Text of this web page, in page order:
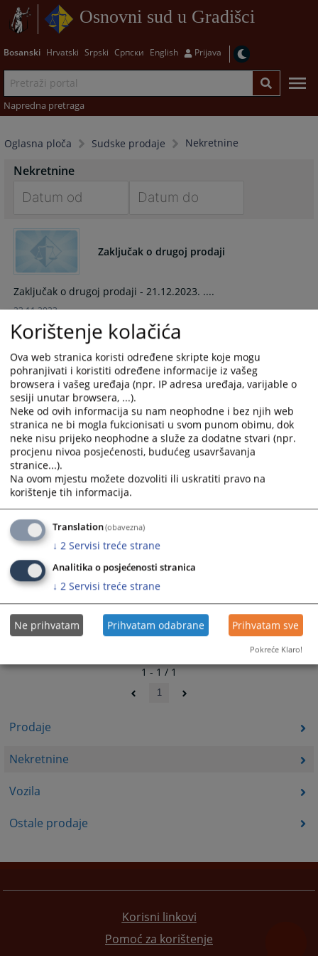
Osnovni sud u Gradišci
Bosanski Hrvatski Srpski Српски English Prijava
Napredna pretraga
Oglasna ploča Sudske prodaje Nekretnine
Prodaje
Nekretnine
Vozila
Ostale prodaje
Nekretnine
forward
interact
the
calendar
and
a
date.
Press
the
question
mark
key
to
get
keyboard
shortcuts
for
changing
dates.
to
the
calendar
and
a
date.
Press
the
question
mark
key
to
get
shortcuts
for
changing
dates.
Zaključak o drugoj prodaji
Zaključak o drugoj prodaji - 21.12.2023. ....
23.11.2023.
1 - 1 / 1
1
Korisni linkovi
Pomoć za korištenje
Korištenje kolačića
Ova web stranica koristi određene skripte koje mogu
pohranjivati i koristiti određene informacije iz vašeg
browsera i vašeg uređaja (npr. IP adresa uređaja, varijable o
sesiji unutar browsera, ...).
Neke od ovih informacija su nam neophodne i bez njih web
stranica ne bi mogla fukcionisati u svom punom obimu, dok
neke nisu prijeko neophodne a služe za dodatne stvari (npr.
procjenu nivoa posjećenosti, budućeg usavršavanja
stranice...).
Na ovom mjestu možete dozvoliti ili uskratiti pravo na
korištenje tih informacija.
Translation(obavezna)
↓ 2 Servisi treće strane
Analitika o posjećenosti stranica
↓ 2 Servisi treće strane
Ne prihvatam Prihvatam odabrane Prihvatam sve
Pokreće Klaro!